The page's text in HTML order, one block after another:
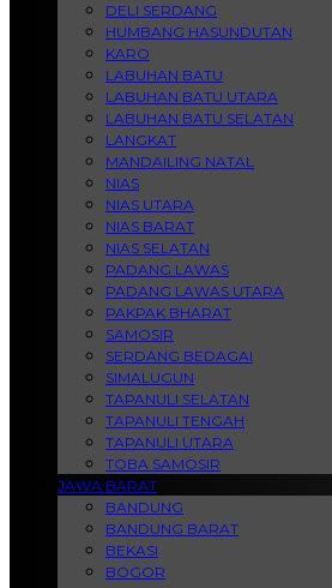
DELI SERDANG
HUMBANG HASUNDUTAN
KARO
LABUHAN BATU
LABUHAN BATU UTARA
LABUHAN BATU SELATAN
LANGKAT
MANDAILING NATAL
NIAS
NIAS UTARA
NIAS BARAT
NIAS SELATAN
PADANG LAWAS
PADANG LAWAS UTARA
PAKPAK BHARAT
SAMOSIR
SERDANG BEDAGAI
SIMALUGUN
TAPANULI SELATAN
TAPANULI TENGAH
TAPANULI UTARA
TOBA SAMOSIR
JAWA BARAT
BANDUNG
BANDUNG BARAT
BEKASI
BOGOR